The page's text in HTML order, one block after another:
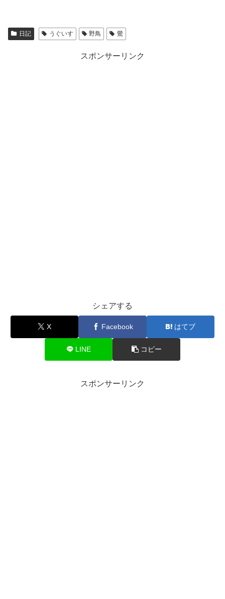
日記 うぐいす 野鳥 鶯
スポンサーリンク
シェアする
X Facebook はてブ
LINE コピー
スポンサーリンク